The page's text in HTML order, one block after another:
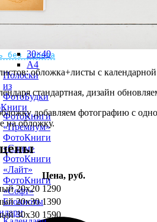
без города
15×20
20×20
30×40
A4
Полоски
из
ФотоБудки
ФотоКниги
«Премиум»
ФотоКниги
«Слим»
ФотоКниги
«Лайт»
ФотоКниги
«Софт»
Блокноты
обложка+листы с календарной
стандартная, дизайн
добавляем фотографию с
на обложку.
Цена, руб.
20х20 1290
20х30 1390
30х30 1590